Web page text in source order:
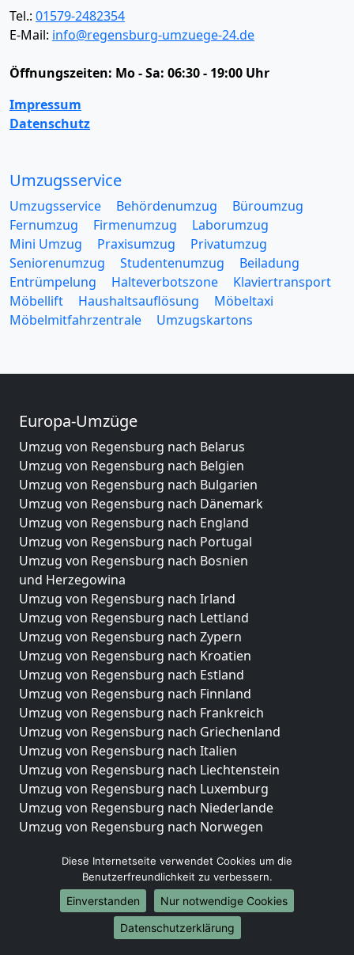
Tel.: 01579-2482354
E-Mail: info@regensburg-umzuege-24.de
Öffnungszeiten: Mo - Sa: 06:30 - 19:00 Uhr
Impressum
Datenschutz
Umzugsservice
Umzugsservice Behördenumzug
Büroumzug
Fernumzug
Firmenumzug
Laborumzug
Mini Umzug
Praxisumzug
Privatumzug
Seniorenumzug
Studentenumzug
Beiladung
Entrümpelung
Halteverbotszone
Klaviertransport
Möbellift
Haushaltsauflösung
Möbeltaxi
Möbelmitfahrzentrale
Umzugskartons
Europa-Umzüge
Umzug von Regensburg nach Belarus
Umzug von Regensburg nach Belgien
Umzug von Regensburg nach Bulgarien
Umzug von Regensburg nach Dänemark
Umzug von Regensburg nach England
Umzug von Regensburg nach Portugal
Umzug von Regensburg nach Bosnien
und Herzegowina
Umzug von Regensburg nach Irland
Umzug von Regensburg nach Lettland
Umzug von Regensburg nach Zypern
Umzug von Regensburg nach Kroatien
Umzug von Regensburg nach Estland
Umzug von Regensburg nach Finnland
Umzug von Regensburg nach Frankreich
Umzug von Regensburg nach Griechenland
Umzug von Regensburg nach Italien
Umzug von Regensburg nach Liechtenstein
Umzug von Regensburg nach Luxemburg
Umzug von Regensburg nach Niederlande
Umzug von Regensburg nach Norwegen
Umzüge-Deutschlandweit
Umzug von Regensburg nach Berlin
Umzug von Regensburg nach Hamburg
Umzug von Regensburg nach München
Umzug von Regensburg nach Köln
Diese Internetseite verwendet Cookies um die
Benutzerfreundlichkeit zu verbessern.
Einverstanden
Nur notwendige Cookies
Datenschutzerklärung